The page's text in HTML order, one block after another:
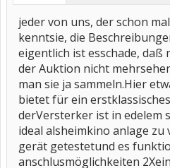
jeder von uns, der schon
kenntsie, die
eigentlich ist esschade, daß
der Auktion nicht
man sie ja sammeln.Hier
bietet für ein
derVersterker ist in edelem
ideal alsheimkino anlage zu
gerät getestetund es
anschlusmöglichkeiten